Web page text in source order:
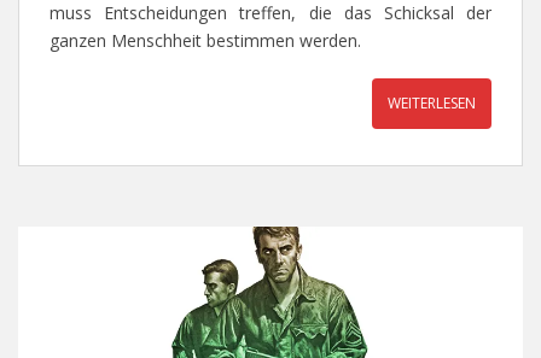
muss Entscheidungen treffen, die das Schicksal der
ganzen Menschheit bestimmen werden.
WEITERLESEN